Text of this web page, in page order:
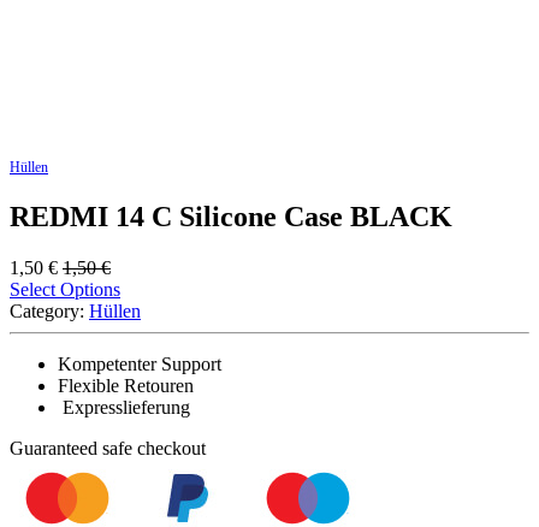
Hüllen
REDMI 14 C Silicone Case BLACK
1,50 € 1,50€
Select Options
Category: Hüllen
Kompetenter Support
Flexible Retouren
Expresslieferung
Guaranteed safe checkout